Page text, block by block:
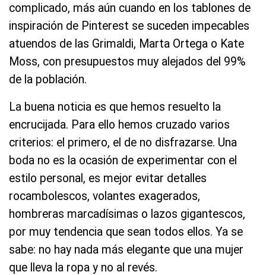
complicado, más aún cuando en los tablones de
inspiración de Pinterest se suceden impecables
atuendos de las Grimaldi, Marta Ortega o Kate
Moss, con presupuestos muy alejados del 99%
de la población.
La buena noticia es que hemos resuelto la
encrucijada. Para ello hemos cruzado varios
criterios: el primero, el de no disfrazarse. Una
boda no es la ocasión de experimentar con el
estilo personal, es mejor evitar detalles
rocambolescos, volantes exagerados,
hombreras marcadísimas o lazos gigantescos,
por muy tendencia que sean todos ellos. Ya se
sabe: no hay nada más elegante que una mujer
que lleva la ropa y no al revés.